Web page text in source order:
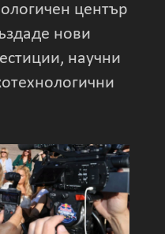
център
нови
научни